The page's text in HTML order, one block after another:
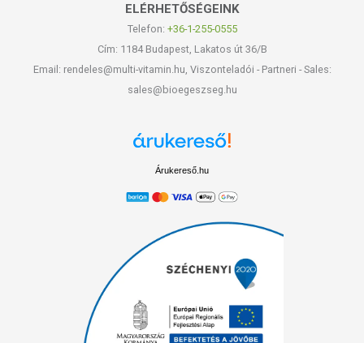
ELÉRHETŐSÉGEINK
Telefon: +36-1-255-0555
Cím: 1184 Budapest, Lakatos út 36/B
Email: rendeles@multi-vitamin.hu, Viszonteladói - Partneri - Sales:
sales@bioegeszseg.hu
Árukereső.hu